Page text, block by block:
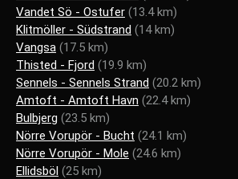
Vandet Sö - Ostufer (13.4 km)
Klitmöller - Südstrand (14 km)
Vangsa (17.5 km)
Thisted - Fjord (19.9 km)
Sennels - Sennels Strand (20.2 km)
Amtoft - Amtoft Havn (22.4 km)
Bulbjerg (23.5 km)
Nörre Vorupör - Bucht (24.1 km)
Nörre Vorupör - Mole (24.6 km)
Ellidsböl (25 km)